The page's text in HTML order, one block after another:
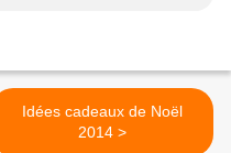
Idées cadeaux de Noël
2014 >